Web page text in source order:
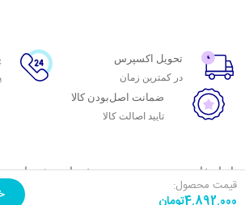
قیمت محصول:
تحویل اکسپرس
در کمترین زمان
ضمانت اصل‌بودن کالا
تایید اصالت کالا
با ماه خانوم
اتاق خبر ماه خانوم
خدمات مشتریان
پاسخ به پرسش‌های